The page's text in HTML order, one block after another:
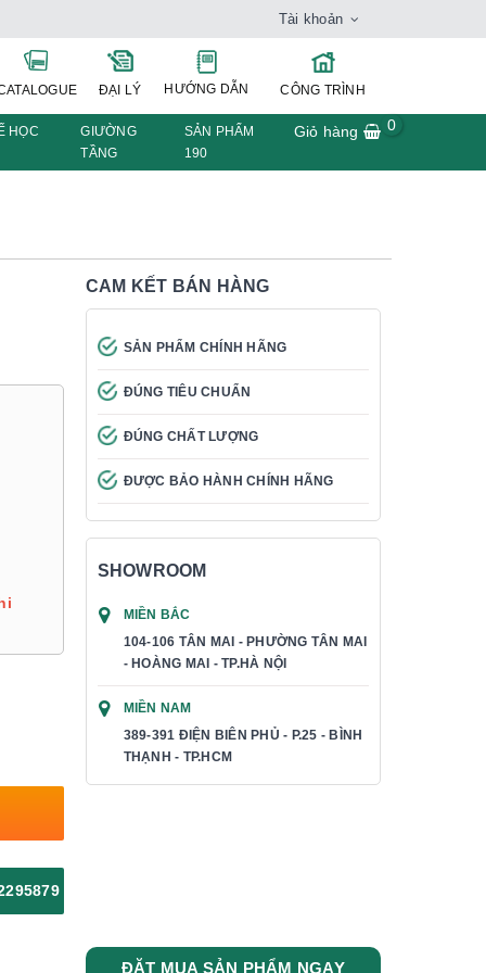
Tài khoản
ĐẠI LÝ HƯỚNG DẪN CÔNG TRÌNH
HỌC
GIƯỜNG
TẦNG
SẢN PHẨM
190
Giỏ hàng 0
CAM KẾT BÁN HÀNG
SẢN PHẨM CHÍNH HÃNG
ĐÚNG TIÊU CHUẨN
ĐÚNG CHẤT LƯỢNG
ĐƯỢC BẢO HÀNH CHÍNH HÃNG
SHOWROOM
MIỀN BẮC
104-106 TÂN MAI - PHƯỜNG TÂN MAI
- HOÀNG MAI - TP.HÀ NỘI
MIỀN NAM
389-391 ĐIỆN BIÊN PHỦ - P.25 - BÌNH
THẠNH - TP.HCM
ĐẶT MUA SẢN PHẨM NGAY